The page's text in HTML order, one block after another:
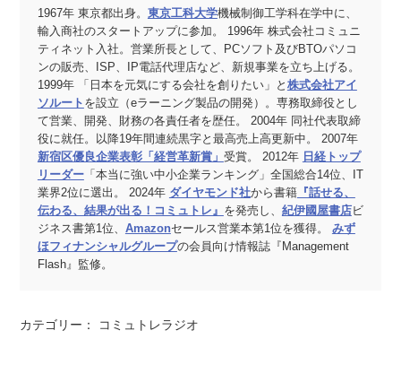
1967年 東京都出身。 東京工科大学機械制御工学科在学中に、
輸入商社のスタートアップに参加。 1996年 株式会社コミュニ
ティネット入社。営業所長として、PCソフト及びBTOパソコ
ンの販売、ISP、IP電話代理店など、新規事業を立ち上げる。
1999年 「日本を元気にする会社を創りたい」と 株式会社アイ
ソルート を設立（eラーニング製品の開発）。専務取締役とし
て営業、開発、財務の各責任者を歴任。 2004年 同社代表取締
役に就任。以降19年間連続黒字と最高売上高更新中。 2007年
新宿区優良企業表彰「経営革新賞」 受賞。 2012年 日経トップ
リーダー「本当に強い中小企業ランキング」全国総合14位、IT
業界2位に選出。 2024年 ダイヤモンド社から書籍『話せる、
伝わる、結果が出る！コミュトレ』 を発売し、 紀伊國屋書店ビ
ジネス書第1位、 Amazonセールス営業本第1位を獲得。 みず
ほフィナンシャルグループの会員向け情報誌『Management
Flash』監修。
カテゴリー： コミュトレラジオ